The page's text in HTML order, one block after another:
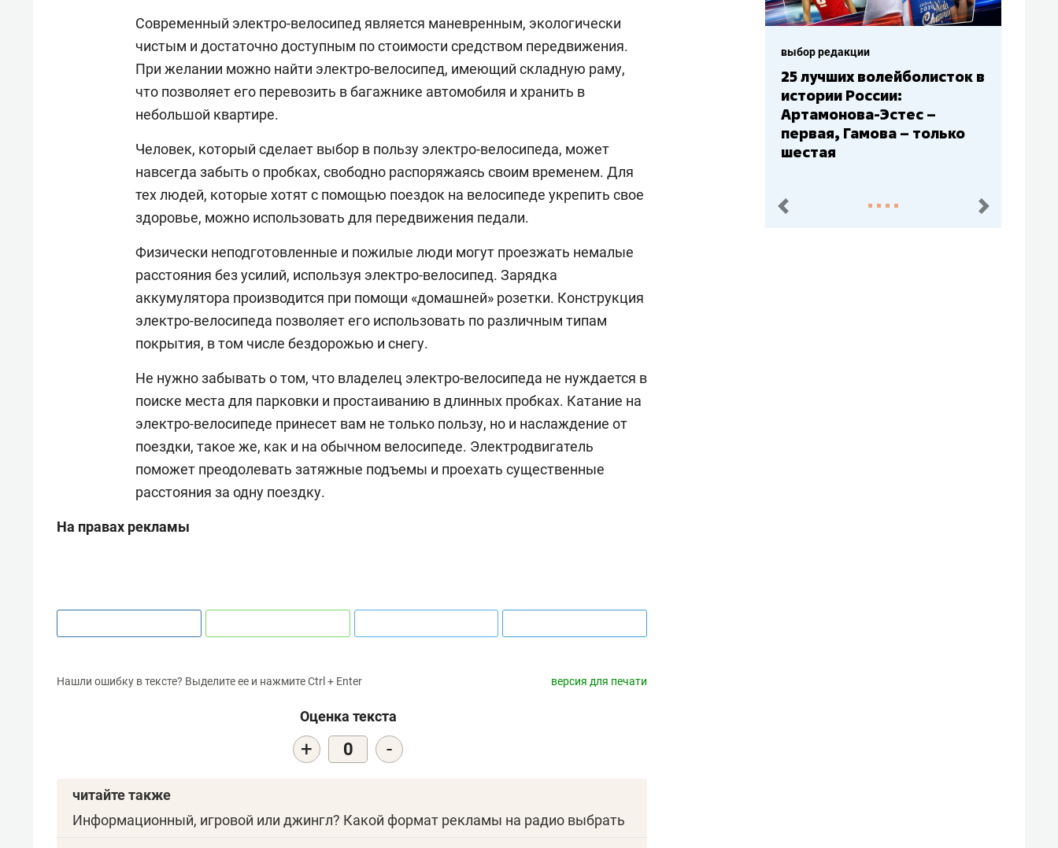
Современный электро-велосипед является маневренным, экологически
чистым и достаточно доступным по стоимости средством передвижения.
При желании можно найти электро-велосипед, имеющий складную раму,
что позволяет его перевозить в багажнике автомобиля и хранить в
небольшой квартире.
Человек, который сделает выбор в пользу электро-велосипеда, может
навсегда забыть о пробках, свободно распоряжаясь своим временем. Для
тех людей, которые хотят с помощью поездок на велосипеде укрепить свое
здоровье, можно использовать для передвижения педали.
Физически неподготовленные и пожилые люди могут проезжать немалые
расстояния без усилий, используя электро-велосипед. Зарядка
аккумулятора производится при помощи «домашней» розетки. Конструкция
электро-велосипеда позволяет его использовать по различным типам
покрытия, в том числе бездорожью и снегу.
Не нужно забывать о том, что владелец электро-велосипеда не нуждается в
поиске места для парковки и простаиванию в длинных пробках. Катание на
электро-велосипеде принесет вам не только пользу, но и наслаждение от
поездки, такое же, как и на обычном велосипеде. Электродвигатель
поможет преодолевать затяжные подъемы и проехать существенные
расстояния за одну поездку.
На правах рекламы
Нашли ошибку в тексте? Выделите ее и нажмите Ctrl + Enter версия для печати
Оценка текста
+ 0 -
читайте также
Информационный, игровой или джингл? Какой формат рекламы на радио выбрать
выбор редакции
25 лучших волейболисток в
истории России:
Артамонова-Эстес –
первая, Гамова – только
Бюджеты
Юлаев» –
пред. след.